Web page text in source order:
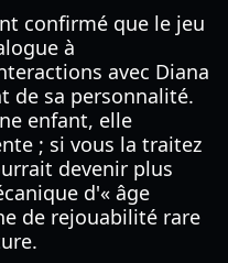
confirmé que le jeu
à
avec Diana
de sa personnalité.
enfant, elle
; si vous la traitez
devenir plus
d'« âge
de rejouabilité rare